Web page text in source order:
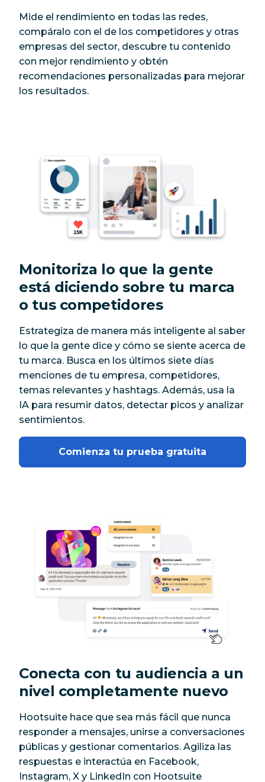
Mide el rendimiento en todas las redes,
compáralo con el de los competidores y otras
empresas del sector, descubre tu contenido
con mejor rendimiento y obtén
recomendaciones personalizadas para mejorar
los resultados.
Monitoriza lo que la gente
está diciendo sobre tu marca
o tus competidores
Estrategiza de manera más inteligente al saber
lo que la gente dice y cómo se siente acerca de
tu marca. Busca en los últimos siete días
menciones de tu empresa, competidores,
temas relevantes y hashtags. Además, usa la
IA para resumir datos, detectar picos y analizar
sentimientos.
Comienza tu prueba gratuita
Conecta con tu audiencia a un
nivel completamente nuevo
Hootsuite hace que sea más fácil que nunca
responder a mensajes, unirse a conversaciones
públicas y gestionar comentarios. Agiliza las
respuestas e interactúa en Facebook,
Instagram, X y LinkedIn con Hootsuite